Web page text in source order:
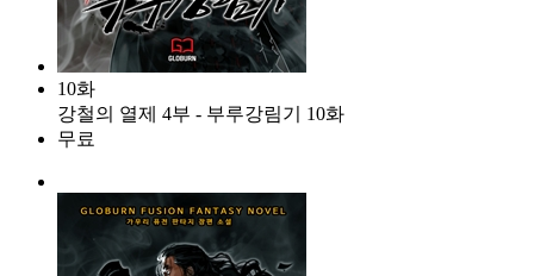
10화
강철의 열제 4부 - 부루강림기 10화
무료